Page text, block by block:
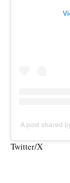
A post shared
Twitter/X